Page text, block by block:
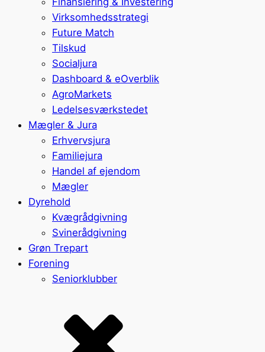
Virksomhedsstrategi
Future Match
Tilskud
Socialjura
Dashboard & eOverblik
AgroMarkets
Ledelsesværkstedet
Mægler & Jura
Erhvervsjura
Familiejura
Handel af ejendom
Mægler
Dyrehold
Kvægrådgivning
Svinerådgivning
Grøn Trepart
Forening
Seniorklubber